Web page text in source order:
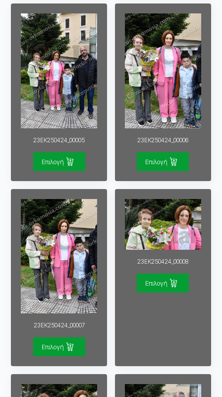
23EK250424_00005
Επιλογή
23EK250424_00006
Επιλογή
23EK250424_00007
Επιλογή
23EK250424_00008
Επιλογή